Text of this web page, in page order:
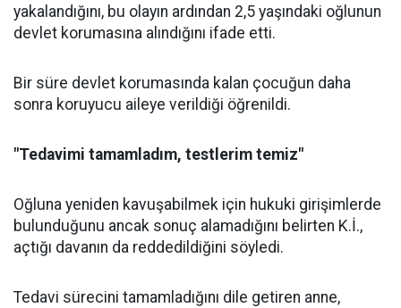
yakalandığını, bu olayın ardından 2,5 yaşındaki oğlunun
devlet korumasına alındığını ifade etti.
Bir süre devlet korumasında kalan çocuğun daha
sonra koruyucu aileye verildiği öğrenildi.
"Tedavimi tamamladım, testlerim temiz"
Oğluna yeniden kavuşabilmek için hukuki girişimlerde
bulunduğunu ancak sonuç alamadığını belirten K.İ.,
açtığı davanın da reddedildiğini söyledi.
Tedavi sürecini tamamladığını dile getiren anne,